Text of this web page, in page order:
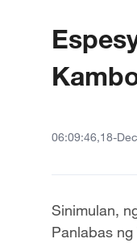
06:09:46,18-
Sinimulan,
Panlabas